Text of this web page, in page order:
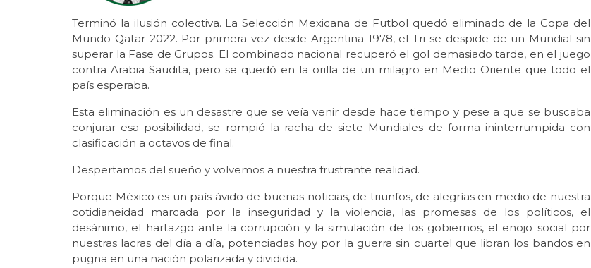
Terminó la ilusión colectiva. La Selección Mexicana de Futbol quedó eliminado de la Copa del
Mundo Qatar 2022. Por primera vez desde Argentina 1978, el Tri se despide de un Mundial sin
superar la Fase de Grupos. El combinado nacional recuperó el gol demasiado tarde, en el juego
contra Arabia Saudita, pero se quedó en la orilla de un milagro en Medio Oriente que todo el
país esperaba.
Esta eliminación es un desastre que se veía venir desde hace tiempo y pese a que se buscaba
conjurar esa posibilidad, se rompió la racha de siete Mundiales de forma ininterrumpida con
clasificación a octavos de final.
Despertamos del sueño y volvemos a nuestra frustrante realidad.
Porque México es un país ávido de buenas noticias, de triunfos, de alegrías en medio de nuestra
cotidianeidad marcada por la inseguridad y la violencia, las promesas de los políticos, el
desánimo, el hartazgo ante la corrupción y la simulación de los gobiernos, el enojo social por
nuestras lacras del día a día, potenciadas hoy por la guerra sin cuartel que libran los bandos en
pugna en una nación polarizada y dividida.